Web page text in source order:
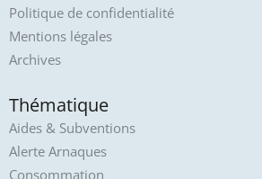
Politique de confidentialité
Mentions légales
Archives
Thématique
Aides & Subventions
Alerte Arnaques
Consommation